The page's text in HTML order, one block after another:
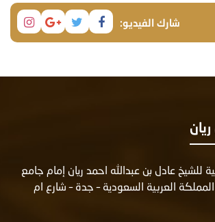
شارك الفيديو:
للشيخ عادل بن عبدالله احمد ريان إمام جامع
العربية السعودية – جدة – شارع ام